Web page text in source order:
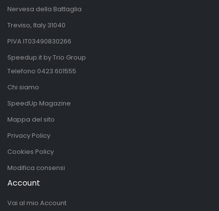
Nervesa della Battaglia
Treviso, Italy 31040
PIVA IT03490830266
Speedup.it by Trio Group
Telefono 0423.601555
Chi siamo
SpeedUp Magazine
Mappa del sito
Privacy Policy
Cookies Policy
Modifica consensi
Account
Vai al mio Account